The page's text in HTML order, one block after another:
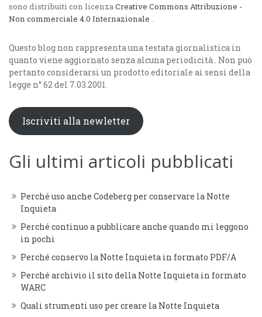
sono distribuiti con licenzaCreative Commons Attribuzione -
Non commerciale 4.0 Internazionale .
Questo blog non rappresenta una testata giornalistica in
quanto viene aggiornato senza alcuna periodicità . Non può
pertanto considerarsi un prodotto editoriale ai sensi della
legge n° 62 del 7.03.2001.
Iscriviti alla newletter
Gli ultimi articoli pubblicati
Perché uso anche Codeberg per conservare la Notte
Inquieta
Perché continuo a pubblicare anche quando mi leggono
in pochi
Perché conservo la Notte Inquieta in formato PDF/A
Perché archivio il sito della Notte Inquieta in formato
WARC
Quali strumenti uso per creare la Notte Inquieta